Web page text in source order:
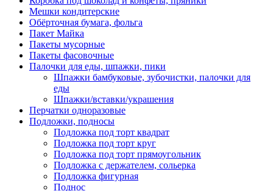
Мешки кондитерские
Обёрточная бумага, фольга
Пакет Майка
Пакеты мусорные
Пакеты фасовочные
Палочки для еды, шпажки, пики
Шпажки бамбуковые, зубочистки, палочки для
еды
Шпажки/вставки/украшения
Перчатки одноразовые
Подложки, подносы
Подложка под торт квадрат
Подложка под торт круг
Подложка под торт прямоугольник
Подложка с держателем, сольерка
Подложка фигурная
Поднос